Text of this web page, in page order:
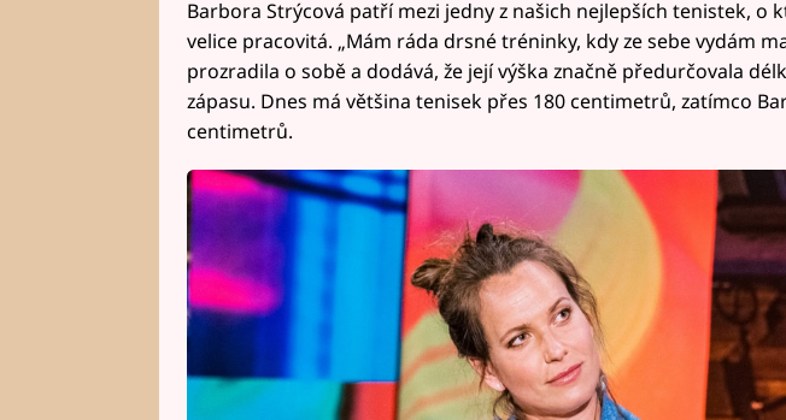
Barbora Strýcová patří mezi jedny z našich nejlepších tenistek, o
velice pracovitá. „Mám ráda drsné tréninky, kdy ze sebe vydám
prozradila o sobě a dodává, že její výška značně předurčovala
zápasu. Dnes má většina tenisek přes 180 centimetrů, zatímco
centimetrů.